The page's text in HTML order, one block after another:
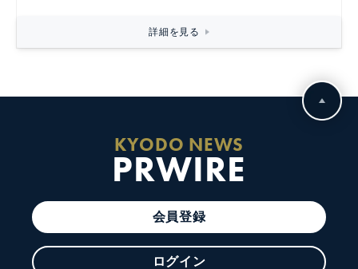
詳細を見る
KYODO NEWS
PRWIRE
会員登録
ログイン